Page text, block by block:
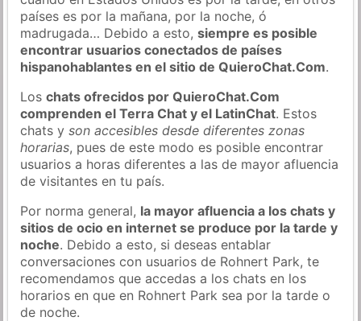
países es por la mañana, por la noche, ó
madrugada… Debido a esto,siempre es posible
encontrar usuarios conectados de países
hispanohablantes en el sitio de QuieroChat.Com.
Loschats ofrecidos por QuieroChat.Com
comprenden el Terra Chat y el LatinChat. Estos
chats yson accesibles desde diferentes zonas
horarias, pues de este modo es posible encontrar
usuarios a horas diferentes a las de mayor afluencia
de visitantes en tu país.
Por norma general, la mayor afluencia a los chats y
sitios de ocio en internet se produce por la tarde y
noche. Debido a esto, si deseas entablar
conversaciones con usuarios de Rohnert Park, te
recomendamos que accedas a los chats en los
horarios en que en Rohnert Park sea por la tarde o
de noche.